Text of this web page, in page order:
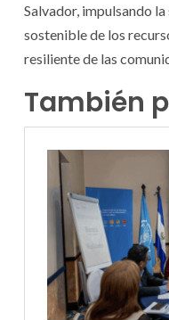
Salvador, impulsando
sostenible de los
resiliente de las
También